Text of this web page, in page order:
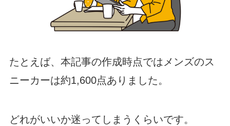
たとえば、本記事の作成時点ではメンズのス
ニーカーは約1,600点ありました。
どれがいいか迷ってしまうくらいです。